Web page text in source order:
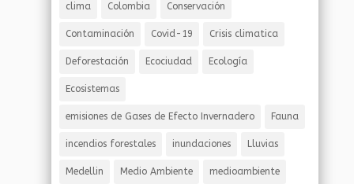
clima Colombia Conservación
Contaminación Covid-19 Crisis climatica
Deforestación Ecociudad Ecología
Ecosistemas
emisiones de Gases de Efecto Invernadero Fauna
incendios forestales inundaciones Lluvias
Medellin Medio Ambiente medioambiente